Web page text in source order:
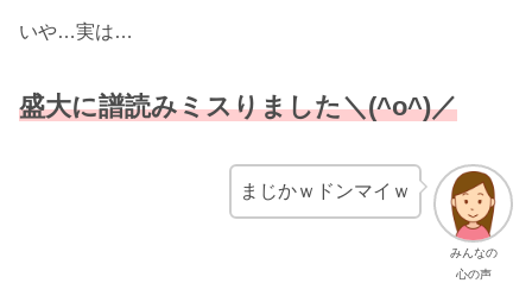
いや…実は…
盛大に譜読みミスりました＼(^o^)／
みんなの
心の声
まじかｗドンマイｗ